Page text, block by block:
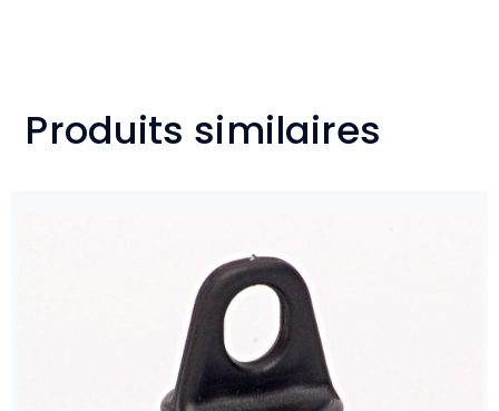
Produits similaires